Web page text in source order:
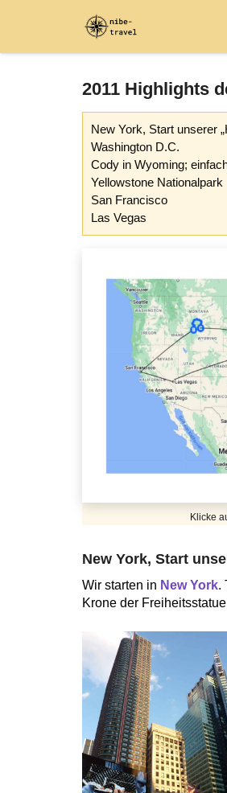
2011 Highlights
New York, Start unserer
Washington D.C.
Cody in Wyoming;
Yellowstone Nationalpark
San Francisco
Las Vegas
Klicke
New York, Start
Wir starten in New York.
Krone der